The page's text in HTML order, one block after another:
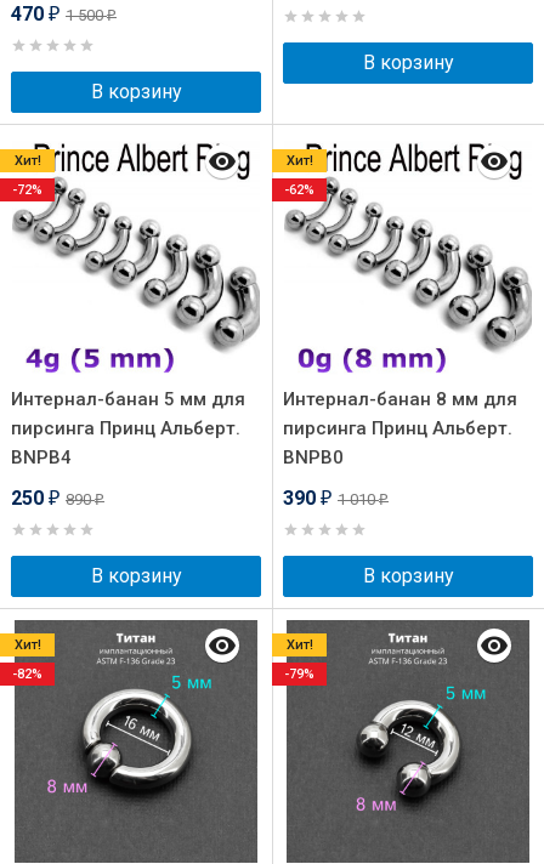
470 ₽ 1 500₽
В корзину
В корзину
Интернал-банан 5 мм для
пирсинга Принц Альберт.
BNPB4
250 ₽ 890₽
В корзину
Хит!
-72%
Интернал-банан 8 мм для
пирсинга Принц Альберт.
BNPB0
390 ₽ 1 010₽
В корзину
Хит!
-62%
Хит!
-82%
Хит!
-79%